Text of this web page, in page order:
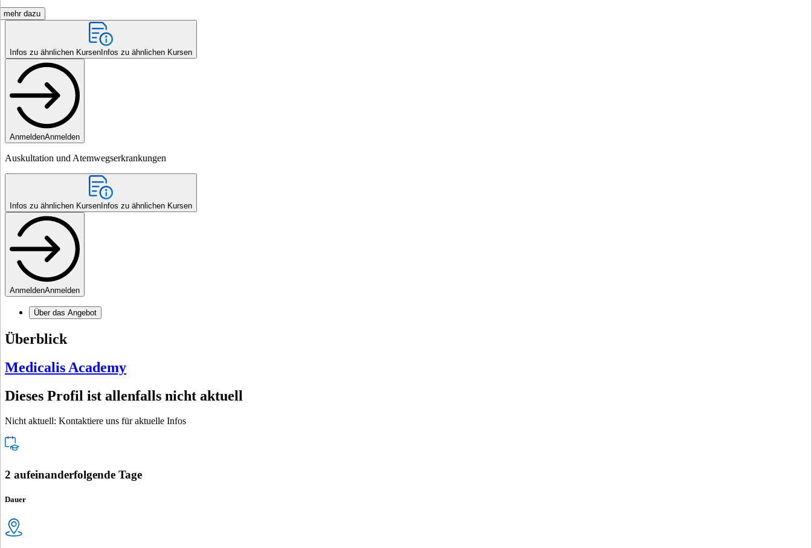
mehr dazu
Infos zu ähnlichen Kursen Infos zu ähnlichen Kursen
AnmeldenAnmelden
Auskultation und Atemwegserkrankungen
Infos zu ähnlichen Kursen Infos zu ähnlichen Kursen
AnmeldenAnmelden
Über das Angebot
Überblick
Medicalis Academy
Dieses Profil ist allenfalls nicht aktuell
Nicht aktuell: Kontaktiere uns für aktuelle Infos
2 aufeinanderfolgende Tage
Dauer